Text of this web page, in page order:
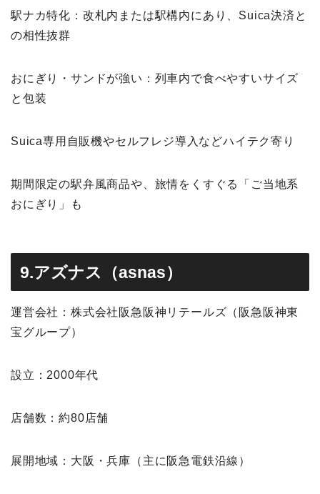
駅ナカ特化：改札内または駅構内にあり、Suica決済と
の相性抜群
おにぎり・サンドが強い：列車内で食べやすいサイズ
と包装
Suica専用自販機やセルフレジ導入などハイテク寄り
期間限定の駅弁風商品や、旅情をくすぐる「ご当地系
おにぎり」も
9.アズナス（asnas）
運営会社：株式会社阪急阪神リテールズ（阪急阪神東
宝グループ）
設立：2000年代
店舗数：約80店舗
展開地域：大阪・兵庫（主に阪急電鉄沿線）